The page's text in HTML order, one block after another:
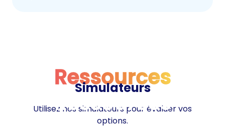
Ressources
Ressources
Simulateurs
Utilisez nos simulateurs pour évaluer vos
options.